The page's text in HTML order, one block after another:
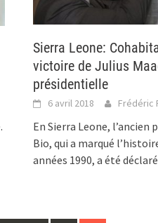
Sierra Leone:
victoire de Julius
présidentielle
6 avril 2018 Frédéric
En Sierra Leone, l’ancien
Bio, qui a marqué
années 1990, a été